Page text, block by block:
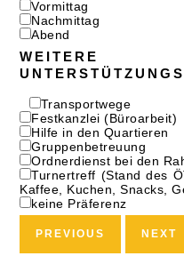
Vormittag
Nachmittag
Abend
WEITERE
Transportwege
Festkanzlei (Büroarbeit)
Hilfe in den Quartieren
Gruppenbetreuung
Ordnerdienst bei den
Turnertreff (Stand des
Kaffee, Kuchen, Snacks,
keine Präferenz
PREVIOUS NEXT